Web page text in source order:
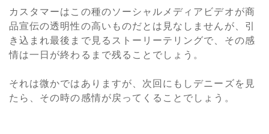
カスタマーはこの種のソーシャルメディアビデオが商
品宣伝の透明性の高いものだとは見なしませんが、引
き込まれ最後まで見るストーリーテリングで、その感
情は一日が終わるまで残ることでしょう。
それは微かではありますが、次回にもしデニーズを見
たら、その時の感情が戻ってくることでしょう。